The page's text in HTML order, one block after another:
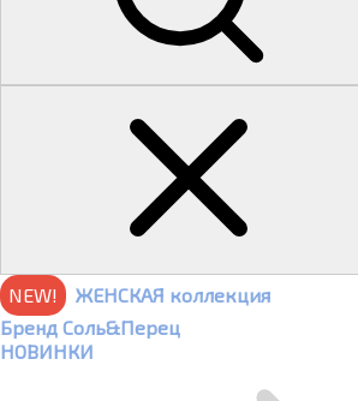
NEW!
ЖЕНСКАЯ коллекция
Бренд Соль&Перец
НОВИНКИ